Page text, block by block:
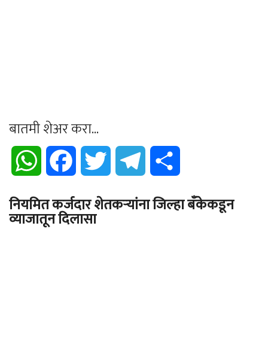
बातमी शेअर करा...
WhatsApp Facebook Twitter Telegram
नियमित कर्जदार शेतकऱ्यांना जिल्हा बँकेकडून
व्याजातून दिलासा